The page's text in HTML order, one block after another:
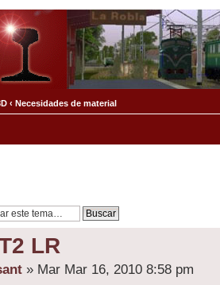
‹ Necesidades de material
LR
» Mar Mar 16, 2010 8:58 pm